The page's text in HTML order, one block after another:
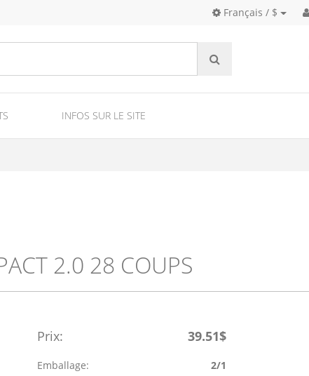
Français / $
INFOS SUR LE SITE
2.0 28 COUPS
Prix: 39.51$
Emballage:
2/1